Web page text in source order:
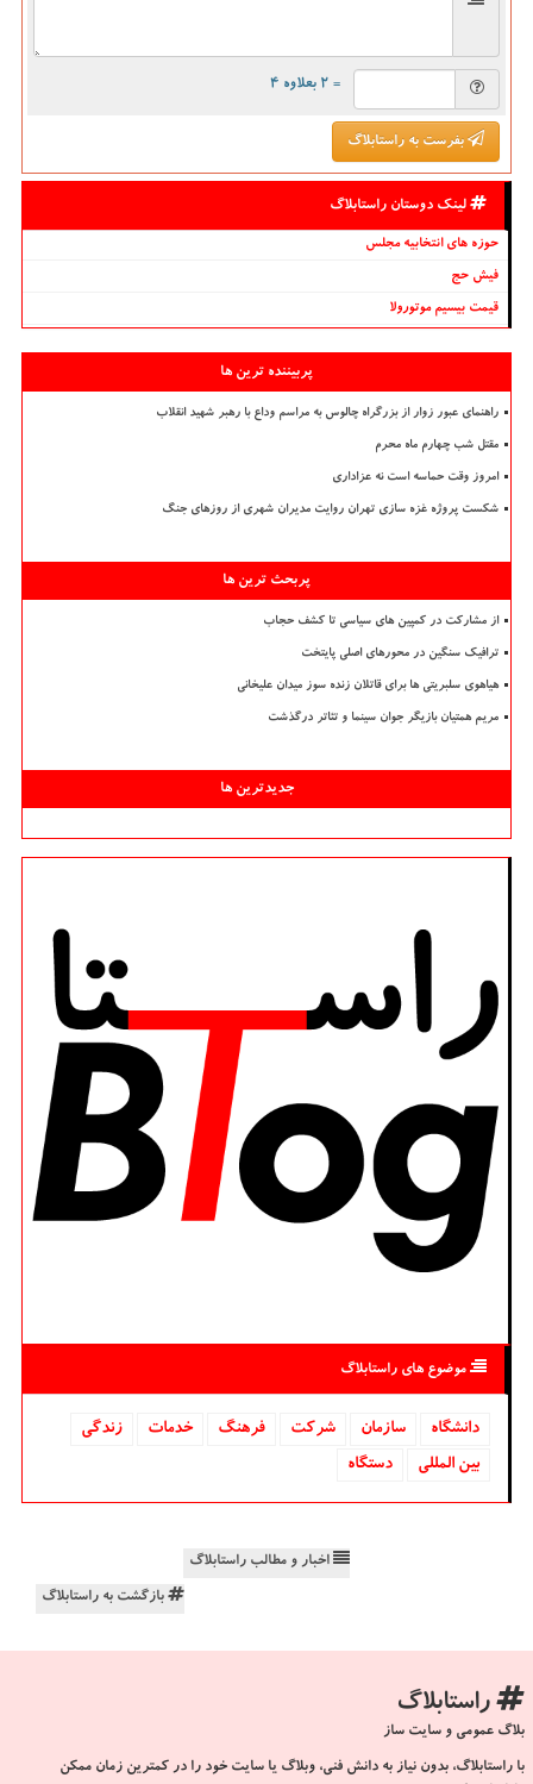
= ۲ بعلاوه ۴
بفرست به راستابلاگ
لینک دوستان راستابلاگ
حوزه های انتخابیه مجلس
فیش حج
قیمت بیسیم موتورولا
پربیننده ترین ها
راهنمای عبور زوار از بزرگراه چالوس به مراسم وداع با رهبر شهید انقلاب
مقتل شب چهارم ماه محرم
امروز وقت حماسه است نه عزاداری
شکست پروژه غزه سازی تهران روایت مدیران شهری از روزهای جنگ
پربحث ترین ها
از مشارکت در کمپین های سیاسی تا کشف حجاب
ترافیک سنگین در محورهای اصلی پایتخت
هیاهوی سلبریتی ها برای قاتلان زنده سوز میدان علیخانی
مریم همتیان بازیگر جوان سینما و تئاتر درگذشت
جدیدترین ها
موضوع های راستابلاگ
دانشگاه‌ سازمان شركت فرهنگ خدمات
زندگی
بین المللی
دستگاه
اخبار و مطالب راستابلاگ
بازگشت به راستابلاگ
راستابلاگ
بلاگ عمومی و سایت ساز
با راستابلاگ، بدون نیاز به دانش فنی، وبلاگ یا سایت خود را در کمترین زمان ممکن